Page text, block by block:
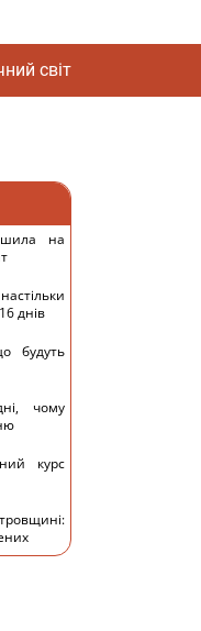
світ
на
днів
будуть
чому
курс